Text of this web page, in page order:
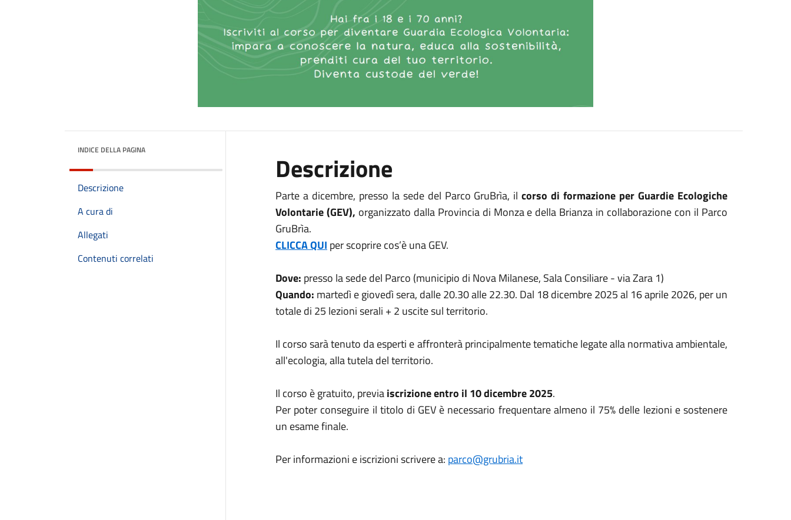
INDICE DELLA PAGINA
Descrizione
A cura di
Allegati
Contenuti correlati
Descrizione
Parte a dicembre, presso la sede del Parco GruBrìa, ilcorso di formazione per Guardie Ecologiche
Volontarie (GEV), organizzato dalla Provincia di Monza e della Brianza in collaborazione con il Parco
GruBrìa.
CLICCA QUI per scoprirecos’è una GEV.
Dove: presso la sede del Parco (municipio di Nova Milanese, Sala Consiliare - via Zara 1)
Quando: martedì e giovedì sera, dalle 20.30 alle 22.30. Dal 18 dicembre 2025al 16 aprile 2026, per un
totale di 25 lezioni serali + 2 uscite sul territorio.
Il corso sarà tenuto da esperti e affronterà principalmente tematiche legate alla normativa ambientale,
all'ecologia, alla tutela del territorio.
Il corso è gratuito, previaiscrizione entro il 10 dicembre 2025.
Per poter conseguire il titolo di GEV è necessario frequentare almeno il 75% delle lezioni e sostenere
un esame finale.
Per informazioni e iscrizioni scrivere a: parco@grubria.it